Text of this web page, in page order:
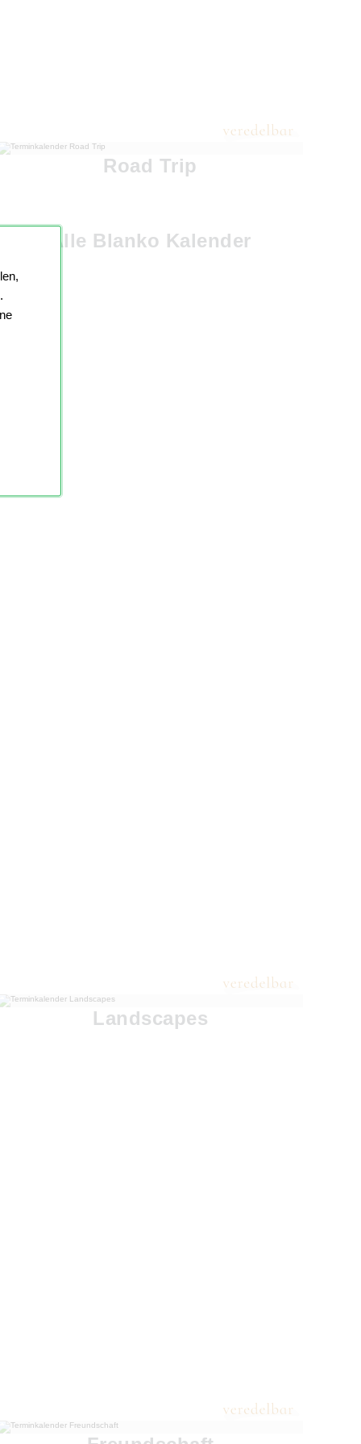
Road Trip
Landscapes
Alle Blanko Kalender